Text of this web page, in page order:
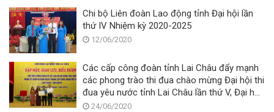
Chi bộ Liên đoàn Lao động tỉnh Đại hội lần
thứ IV Nhiệm kỳ 2020-2025
12/06/2020
Các cấp công đoàn tỉnh Lai Châu đẩy mạnh
các phong trào thi đua chào mừng Đại hội thi
đua yêu nước tỉnh Lai Châu lần thứ V, Đại hội
thi đua yêu nước Tổng Liên đoàn lần thứ X,
24/06/2020